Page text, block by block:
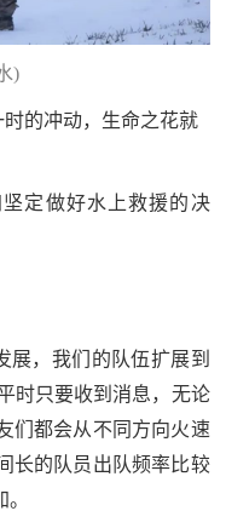
)
的冲动，生命之花就
定做好水上救援的决
展，我们的队伍扩展到
时只要收到消息，无论
们都会从不同方向火速
长的队员出队频率比较